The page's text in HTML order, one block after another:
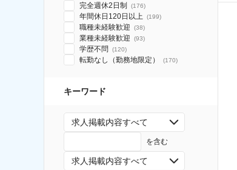
完全週休2日制 (176)
年間休日120日以上 (199)
職種未経験歓迎 (38)
業種未経験歓迎 (93)
学歴不問 (120)
転勤なし（勤務地限定） (170)
キーワード
求人掲載内容すべて
を含む
求人掲載内容すべて